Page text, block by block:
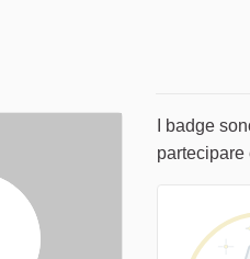
I badge
partecipare